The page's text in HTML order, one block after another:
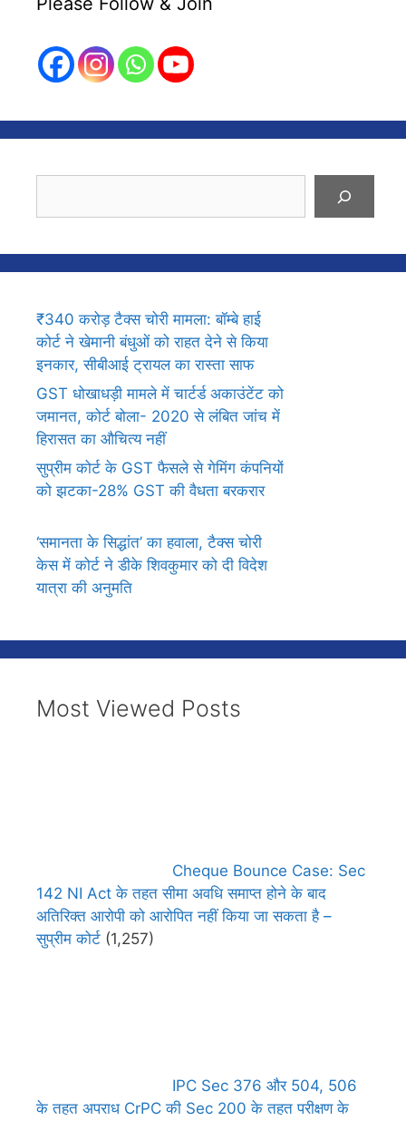
₹340 करोड़ टैक्स चोरी मामला: बॉम्बे हाई
कोर्ट ने खेमानी बंधुओं को राहत देने से किया
इनकार, सीबीआई ट्रायल का रास्ता साफ
GST धोखाधड़ी मामले में चार्टर्ड अकाउंटेंट को
जमानत, कोर्ट बोला- 2020 से लंबित जांच में
हिरासत का औचित्य नहीं
सुप्रीम कोर्ट के GST फैसले से गेमिंग कंपनियों
को झटका-28% GST की वैधता बरकरार
‘समानता के सिद्धांत’ का हवाला, टैक्स चोरी
केस में कोर्ट ने डीके शिवकुमार को दी विदेश
यात्रा की अनुमति
Most Viewed Posts
Cheque Bounce Case: Sec
142 NI Act के तहत सीमा अवधि समाप्त होने के बाद
अतिरिक्त आरोपी को आरोपित नहीं किया जा सकता है –
सुप्रीम कोर्ट (1,257)
IPC Sec 376 और 504, 506
के तहत अपराध CrPC की Sec 200 के तहत परीक्षण के